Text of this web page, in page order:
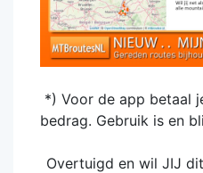
*) Voor de app betaal
bedrag. Gebruik is en
Overtuigd en wil JIJ